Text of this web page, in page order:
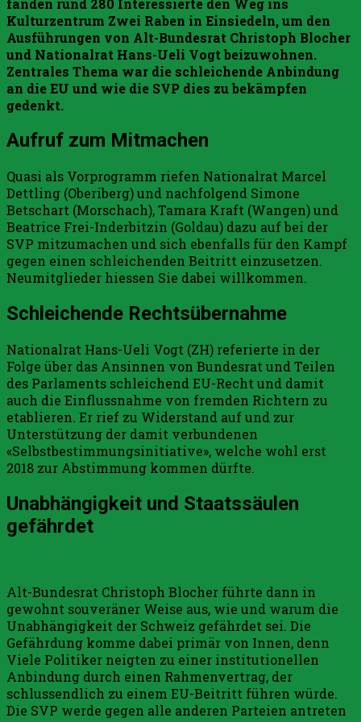
Kulturzentrum Zwei Raben in Einsiedeln, um den
Ausführungen von Alt-Bundesrat Christoph Blocher
und Nationalrat Hans-Ueli Vogt beizuwohnen.
Zentrales Thema war die schleichende Anbindung
an die EU und wie die SVP dies zu bekämpfen
gedenkt.
Aufruf zum Mitmachen
Quasi als Vorprogramm riefen Nationalrat Marcel
Dettling (Oberiberg) und nachfolgend Simone
Betschart (Morschach), Tamara Kraft (Wangen) und
Beatrice Frei-Inderbitzin (Goldau) dazu auf bei der
SVP mitzumachen und sich ebenfalls für den Kampf
gegen einen schleichenden Beitritt einzusetzen.
Neumitglieder hiessen Sie dabei willkommen.
Schleichende Rechtsübernahme
Nationalrat Hans-Ueli Vogt (ZH) referierte in der
Folge über das Ansinnen von Bundesrat und Teilen
des Parlaments schleichend EU-Recht und damit
auch die Einflussnahme von fremden Richtern zu
etablieren. Er rief zu Widerstand auf und zur
Unterstützung der damit verbundenen
«Selbstbestimmungsinitiative», welche wohl erst
2018 zur Abstimmung kommen dürfte.
Unabhängigkeit und Staatssäulen
gefährdet
Alt-Bundesrat Christoph Blocher führte dann in
gewohnt souveräner Weise aus, wie und warum die
Unabhängigkeit der Schweiz gefährdet sei. Die
Gefährdung komme dabei primär von Innen, denn
Viele Politiker neigten zu einer institutionellen
Anbindung durch einen Rahmenvertrag, der
schlussendlich zu einem EU-Beitritt führen würde.
Die SVP werde gegen alle anderen Parteien antreten